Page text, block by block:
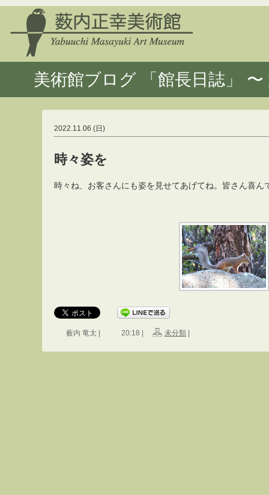
美術館ブログ 「館長日誌」
2022.11.06 (日)
時々姿を
時々ね、お客さんにも姿を見せてあげてね。皆さん喜ん
薮内 竜太 | 20:18 | 未分類